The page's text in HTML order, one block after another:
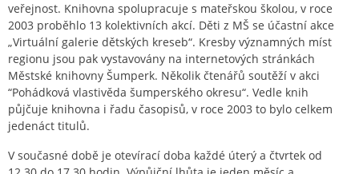
veřejnost. Knihovna spolupracuje s mateřskou školou, v roce
2003 proběhlo 13 kolektivních akcí. Děti z MŠ se účastní akce
„Virtuální galerie dětských kreseb“. Kresby významných míst
regionu jsou pak vystavovány na internetových stránkách
Městské knihovny Šumperk. Několik čtenářů soutěží v akci
“Pohádková vlastivěda šumperského okresu“. Vedle knih
půjčuje knihovna i řadu časopisů, v roce 2003 to bylo celkem
jedenáct titulů.
V současné době je otevírací doba každé úterý a čtvrtek od